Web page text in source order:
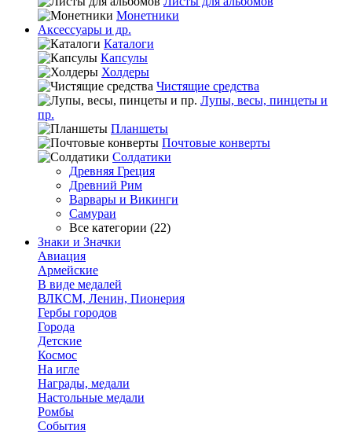
Монетники
Аксессуары и др.
Каталоги
Капсулы
Холдеры
Чистящие средства
Лупы, весы, пинцеты и
пр.
Планшеты
Почтовые конверты
Солдатики
Древняя Греция
Древний Рим
Варвары и Викинги
Самураи
Все категории (22)
Знаки и Значки
Авиация
Армейские
В виде медалей
ВЛКСМ, Ленин, Пионерия
Гербы городов
Города
Детские
Космос
На игле
Награды, медали
Настольные медали
Ромбы
События